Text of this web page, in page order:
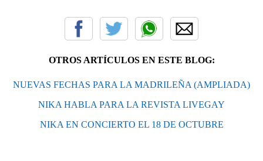
OTROS ARTÍCULOS EN ESTE BLOG:
NUEVAS FECHAS PARA LA MADRILEÑA (AMPLIADA)
NIKA HABLA PARA LA REVISTA LIVEGAY
NIKA EN CONCIERTO EL 18 DE OCTUBRE